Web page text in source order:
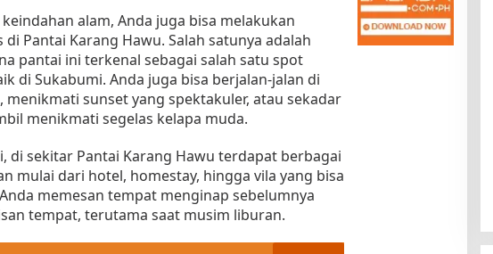
alam, Anda juga bisa melakukan
Pantai Karang Hawu. Salah satunya adalah
pantai ini terkenal sebagai salah satu spot
di Sukabumi. Anda juga bisa berjalan-jalan di
menikmati sunset yang spektakuler, atau sekadar
menikmati segelas kelapa muda.
di sekitar Pantai Karang Hawu terdapat berbagai
mulai dari hotel, homestay, hingga vila yang bisa
memesan tempat menginap sebelumnya
tempat, terutama saat musim liburan.
Makan di Kota Baru Jambi
Jambi, Travel | 3 Januari 2025
Tempat Makan Kepiting di Jambi
Di Daerah, Jambi, Travel